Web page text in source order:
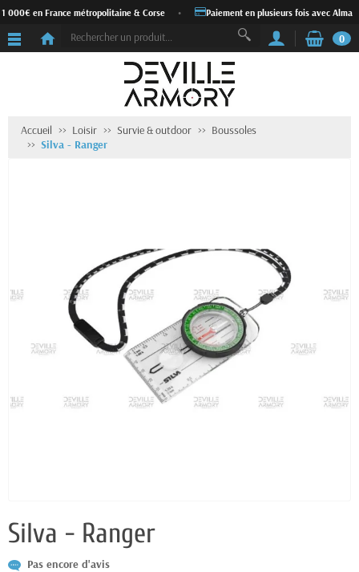
000€ en France métropolitaine & Corse Paiement en plusieurs fois avec Alma
0
Accueil Loisir Survie & outdoor
Boussoles
Silva - Ranger
Silva - Ranger
Pas encore d'avis